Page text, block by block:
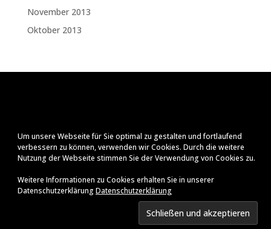
November 2013
Oktober 2013
Datenschutzerklärung
© Ralf Zenker
2026
Um unsere Webseite für Sie optimal zu gestalten und fortlaufend
verbessern zu können, verwenden wir Cookies. Durch die weitere
Nutzung der Webseite stimmen Sie der Verwendung von Cookies zu.
Weitere Informationen zu Cookies erhalten Sie in unserer
DatenschutzerklärungDatenschutzerklärung